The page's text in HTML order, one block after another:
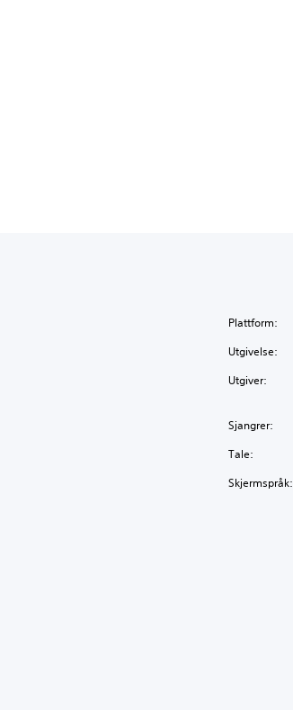
Plattform:
Utgivelse:
Utgiver:
Sjangrer:
Tale:
Skjermspråk: